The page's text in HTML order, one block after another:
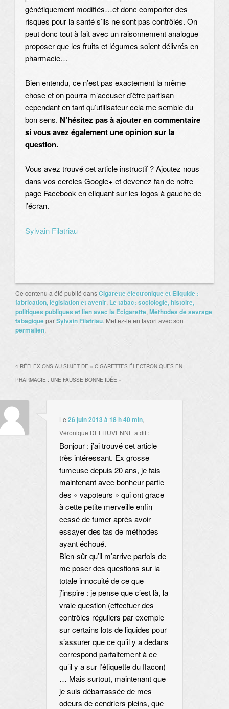
génétiquement modifiés…et donc comporter des
risques pour la santé s’ils ne sont pas contrôlés. On
peut donc tout à fait avec un raisonnement analogue
proposer que les fruits et légumes soient délivrés en
pharmacie…
Bien entendu, ce n’est pas exactement la même
chose et on pourra m’accuser d’être partisan
cependant en tant qu’utilisateur cela me semble du
bon sens. N’hésitez pas à ajouter en commentaire
si vous avez également une opinion sur la
question.
Vous avez trouvé cet article instructif ? Ajoutez nous
dans vos cercles Google+ et devenez fan de notre
page Facebook en cliquant sur les logos à gauche de
l’écran.
Sylvain Filatriau
Ce contenu a été publié dansCigarette électronique et Eliquide :
fabrication, législation et avenir, Le tabac: sociologie, histoire,
politiques publiques et lien avec la Ecigarette,Méthodes de sevrage
tabagiqueparSylvain Filatriau. Mettez-le en favori avec son
permalien.
4 RÉFLEXIONS AU SUJET DE « CIGARETTES ÉLECTRONIQUES EN
PHARMACIE : UNE FAUSSE BONNE IDÉE »
Le 26 juin 2013 à 18 h 40 min,
Véronique DELHUVENNE a dit :
Bonjour : j’ai trouvé cet article
très intéressant. Ex grosse
fumeuse depuis 20 ans, je fais
maintenant avec bonheur partie
des « vapoteurs » qui ont grace
à cette petite merveille enfin
cessé de fumer après avoir
essayer des tas de méthodes
ayant échoué.
Bien-sûr qu’il m’arrive parfois de
me poser des questions sur la
totale innocuité de ce que
j’inspire : je pense que c’est là, la
vraie question (effectuer des
contrôles réguliers par exemple
sur certains lots de liquides pour
s’assurer que ce qu’il y a dedans
correspond parfaitement à ce
qu’il y a sur l’étiquette du flacon)
… Mais surtout, maintenant que
je suis débarrassée de mes
odeurs de cendriers pleins, que